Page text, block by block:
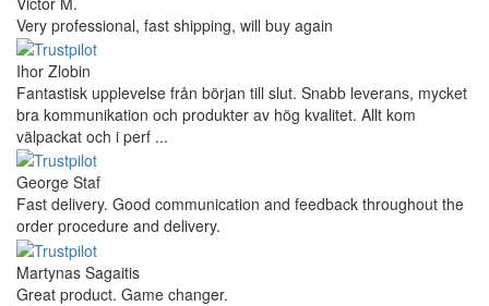
Very professional, fast shipping, will buy again
Ihor Zlobin
Fantastisk upplevelse från början till slut. Snabb leverans, mycket
bra kommunikation och produkter av hög kvalitet. Allt kom
välpackat och i perf ...
George Staf
Fast delivery. Good communication and feedback throughout the
order procedure and delivery.
Martynas Sagaitis
Great product. Game changer.